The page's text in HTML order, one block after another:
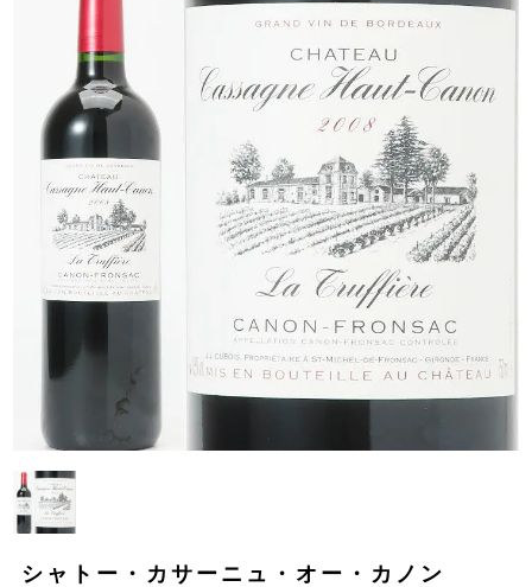
シャトー・カサーニュ・オー・カノン